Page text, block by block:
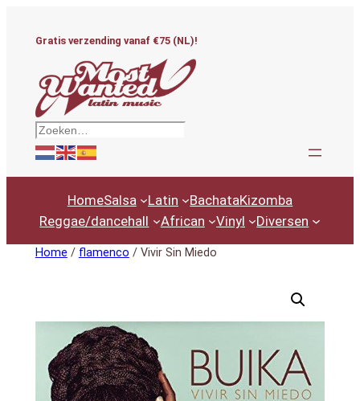
Gratis verzending vanaf €75 (NL)!
Zoeken
HomeSalsa Latin BachataKizomba
Reggae/dancehall
African Vinyl Diversen
Home / flamenco / Vivir Sin Miedo